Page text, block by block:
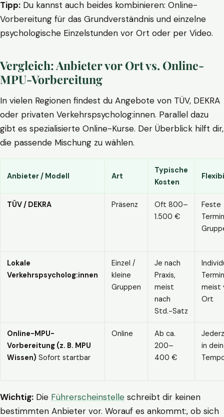
Tipp: Du kannst auch beides kombinieren: Online-
Vorbereitung für das Grundverständnis und einzelne
psychologische Einzelstunden vor Ort oder per Video.
Vergleich: Anbieter vor Ort vs. Online-
MPU-Vorbereitung
In vielen Regionen findest du Angebote von TÜV, DEKRA
oder privaten Verkehrspsycholog:innen. Parallel dazu
gibt es spezialisierte Online-Kurse. Der Überblick hilft dir,
die passende Mischung zu wählen.
Anbieter / Modell Art
Typische
Kosten
TÜV / DEKRA Präsenz
Oft 800–
1.500 €
Feste
Lokale
Verkehrspsycholog:innen
Einzel /
kleine
Gruppen
Je nach
Praxis,
meist
nach
Std.-Satz
meist
Ort
Online-MPU-
Vorbereitung (z. B. MPU
Wissen) Sofort startbar
Online
Ab ca.
200–
400 €
in
Wichtig: Die Führerscheinstelle schreibt dir keinen
bestimmten Anbieter vor. Worauf es ankommt:, ob sich